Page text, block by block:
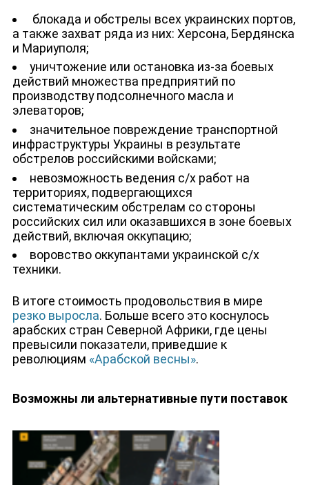
ДЕПУТАТЫ К СЪЕЗДУ
блокада и обстрелы всех украинских портов,
а также захват ряда из них: Херсона, Бердянска
и Мариуполя;
уничтожение или остановка из-за боевых
действий множества предприятий по
производству подсолнечного масла и
элеваторов;
значительное повреждение транспортной
инфраструктуры Украины в результате
обстрелов российскими войсками;
невозможность ведения с/х работ на
территориях, подвергающихся
систематическим обстрелам со стороны
российских сил или оказавшихся в зоне боевых
действий, включая оккупацию;
воровство оккупантами украинской с/х
техники.
В итоге стоимость продовольствия в мире
резко выросла. Больше всего это коснулось
арабских стран Северной Африки, где цены
превысили показатели, приведшие к
революциям «Арабской весны».
Возможны ли альтернативные пути поставок